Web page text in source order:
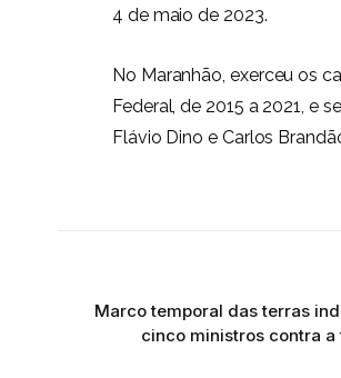
4 de maio de 2023.
No Maranhão, exerceu os
Federal, de 2015 a 2021, e
Flávio Dino e Carlos
Marco temporal das terras
cinco ministros contra